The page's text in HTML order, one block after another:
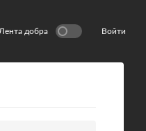
Лента добра Войти